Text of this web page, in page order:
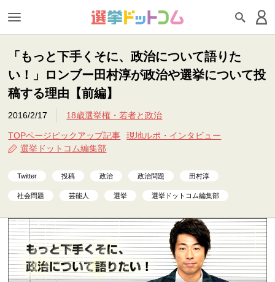
「もっと下手くそに、政治について語りた
い！」ロンブー田村淳が政治や選挙について投
稿する理由【前編】
2016/2/17 18歳選挙権・若者と政治
TOPページピックアップ記事
現地ルポ・インタビュー
選挙ドットコム編集部
Twitter 投稿 政治 政治問題 田村淳
社会問題 芸能人 選挙 選挙ドットコム編集部